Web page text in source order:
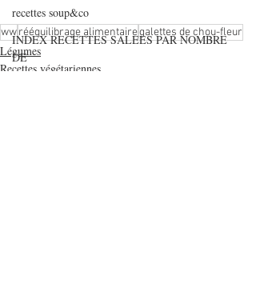
recettes soup&co
INDEX RECETTES SALEES PAR NOMBRE
DE
wwrééquilibrage alimentairegalettes de chou-fleur
Légumes
Recettes végétariennes